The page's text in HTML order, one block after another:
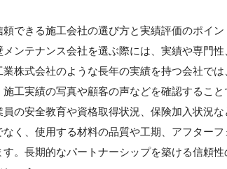
頼できる施工会社の選び方と実績評価のポイン
メンテナンス会社を選ぶ際には、実績や専門
業株式会社のような長年の実績を持つ会社で
施工実績の写真や顧客の声などを確認するこ
員の安全教育や資格取得状況、保険加入状況
なく、使用する材料の品質や工期、アフター
す。長期的なパートナーシップを築ける信頼